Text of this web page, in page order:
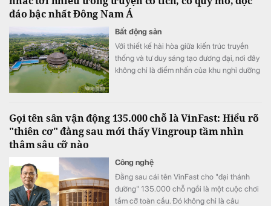
đáo bậc nhất Đông Nam Á
Bất động sản
Với thiết kế hài hòa giữa kiến trúc truyền
thống và tư duy sáng tạo đương đại, nơi đây
không chỉ là điểm nhấn của khu nghỉ dưỡng
Gọi tên sân vận động 135.000 chỗ là VinFast: Hiểu rõ
"thiên cơ" đằng sau mới thấy Vingroup tầm nhìn
thâm sâu cỡ nào
Công nghệ
Đằng sau cái tên VinFast cho "đại thánh
đường" 135.000 chỗ ngồi là một cuộc chơi
tầm cỡ toàn cầu. Đó không chỉ là câu